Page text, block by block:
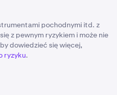
pochodnymi itd. z
z pewnym ryzykiem i może nie
dowiedzieć się więcej,
ryzyku.